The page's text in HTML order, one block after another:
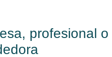
profesional o